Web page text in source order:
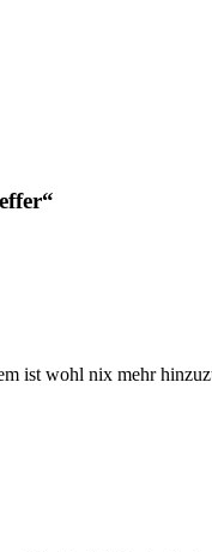
ist wohl nix mehr